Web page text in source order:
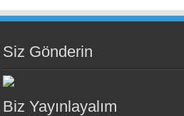
Siz Gönderin
Biz Yayınlayalım